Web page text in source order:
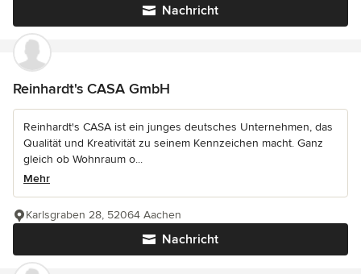
Nachricht
Reinhardt's CASA GmbH
Reinhardt's CASA ist ein junges deutsches Unternehmen, das
Qualität und Kreativität zu seinem Kennzeichen macht. Ganz
gleich ob Wohnraum o...
Mehr
Nachricht
Karlsgraben 28, 52064 Aachen